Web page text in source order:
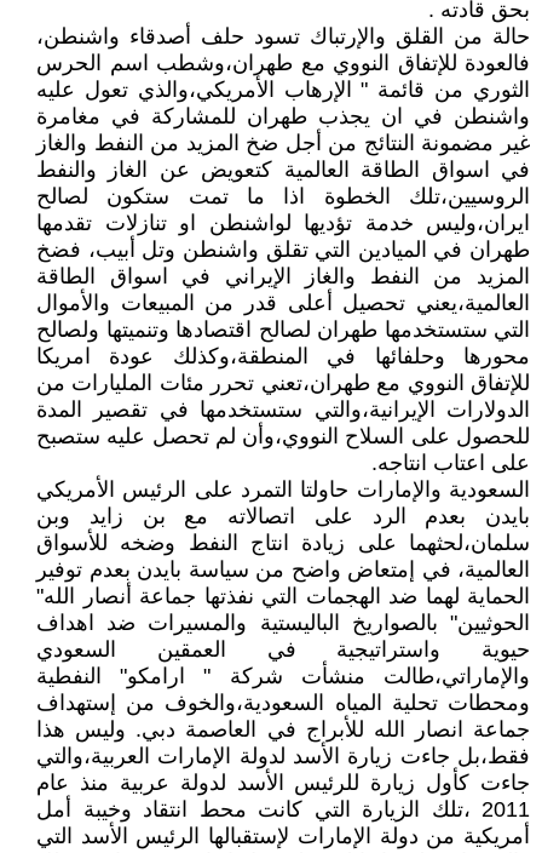
بحق قادته .
حالة من القلق والإرتباك تسود حلف أصدقاء واشنطن،
فالعودة للإتفاق النووي مع طهران،وشطب اسم الحرس
الثوري من قائمة " الإرهاب الأمريكي،والذي تعول عليه
واشنطن في ان يجذب طهران للمشاركة في مغامرة
غير مضمونة النتائج من أجل ضخ المزيد من النفط والغاز
في اسواق الطاقة العالمية كتعويض عن الغاز والنفط
الروسيين،تلك الخطوة اذا ما تمت ستكون لصالح
ايران،وليس خدمة تؤديها لواشنطن او تنازلات تقدمها
طهران في الميادين التي تقلق واشنطن وتل أبيب، فضخ
المزيد من النفط والغاز الإيراني في اسواق الطاقة
العالمية،يعني تحصيل أعلى قدر من المبيعات والأموال
التي ستستخدمها طهران لصالح اقتصادها وتنميتها ولصالح
محورها وحلفائها في المنطقة،وكذلك عودة امريكا
للإتفاق النووي مع طهران،تعني تحرر مئات المليارات من
الدولارات الإيرانية،والتي ستستخدمها في تقصير المدة
للحصول على السلاح النووي،وأن لم تحصل عليه ستصبح
على اعتاب انتاجه.
السعودية والإمارات حاولتا التمرد على الرئيس الأمريكي
بايدن بعدم الرد على اتصالاته مع بن زايد وبن
سلمان،لحثهما على زيادة انتاج النفط وضخه للأسواق
العالمية، في إمتعاض واضح من سياسة بايدن بعدم توفير
الحماية لهما ضد الهجمات التي نفذتها جماعة أنصار الله"
الحوثيين" بالصواريخ الباليستية والمسيرات ضد اهداف
حيوية واستراتيجية في العمقين السعودي
والإماراتي،طالت منشأت شركة " ارامكو" النفطية
ومحطات تحلية المياه السعودية،والخوف من إستهداف
جماعة انصار الله للأبراج في العاصمة دبي. وليس هذا
فقط،بل جاءت زيارة الأسد لدولة الإمارات العربية،والتي
جاءت كأول زيارة للرئيس الأسد لدولة عربية منذ عام
2011 ،تلك الزيارة التي كانت محط انتقاد وخيبة أمل
أمريكية من دولة الإمارات لإستقبالها الرئيس الأسد التي